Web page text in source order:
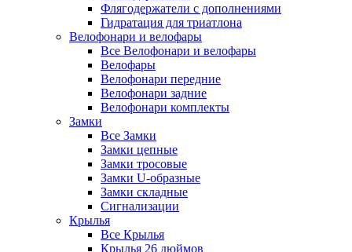
Флягодержатели с дополнениями
Гидратация для триатлона
Велофонари и велофары
Все Велофонари и велофары
Велофары
Велофонари передние
Велофонари задние
Велофонари комплекты
Замки
Все Замки
Замки цепные
Замки тросовые
Замки U-образные
Замки складные
Сигнализации
Крылья
Все Крылья
Крылья 26 дюймов